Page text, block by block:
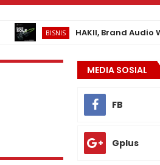
BISNIS HAKII, Brand Audio
MEDIA SOSIAL
FB
Gplus